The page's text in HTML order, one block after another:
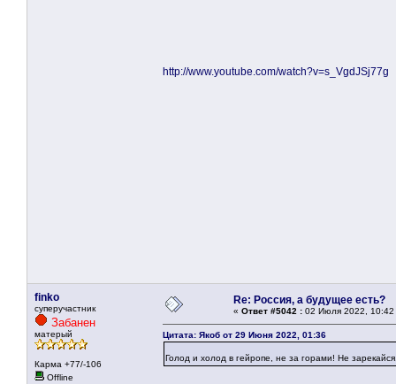
http://www.youtube.com/watch?v=s_VgdJSj77g
finko
суперучастник
Забанен
матерый
Карма +77/-106
Offline
Re: Россия, а будущее есть?
« Ответ #5042 : 02 Июля 2022, 10:42
Цитата: Якоб от 29 Июня 2022, 01:36
Голод и холод в гейропе, не за горами! Не